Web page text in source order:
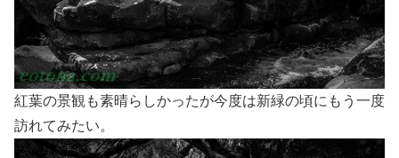
紅葉の景観も素晴らしかったが今度は新緑の頃にもう一度
訪れてみたい。